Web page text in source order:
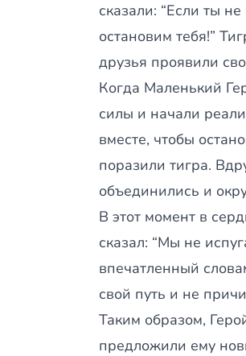
сказали: “Если ты
остановим тебя!”
друзья проявили
Когда Маленький
силы и начали
вместе, чтобы
поразили тигра.
объединились и
В этот момент в
сказал: “Мы не
впечатленный
свой путь и не
Таким образом,
предложили ему